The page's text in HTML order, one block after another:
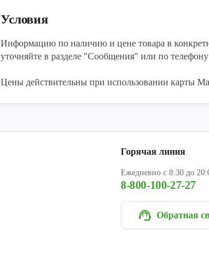
Условия
Информацию по наличию и цене товара в
уточняйте в разделе "Сообщения" или по
Цены действительны при использовании карты
Горячая линия
Ежедневно с 8:30 до
8-800-100-27-27
Обратная